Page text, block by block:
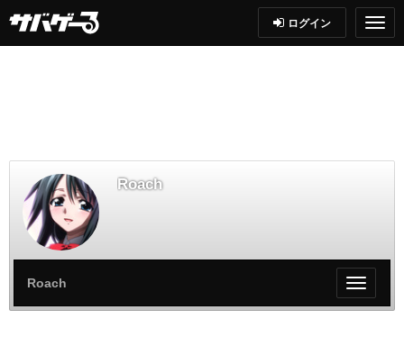
ログイン
Roach
My
ペ
Roach